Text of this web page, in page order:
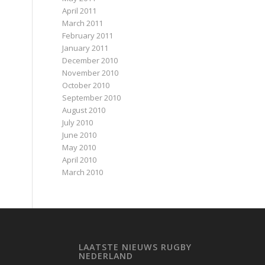
April 2011
March 2011
February 2011
January 2011
December 2010
November 2010
October 2010
September 2010
August 2010
July 2010
June 2010
May 2010
April 2010
March 2010
LAATSTE NIEUWS RUGBY
NEDERLAND